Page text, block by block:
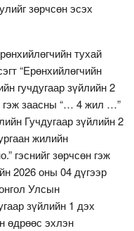
зөрчсөн эсэх
тухай
“Ерөнхийлөгчийн
гучдугаар зүйлийн 2
гэж заасны “… 4 жил …”
Гучдугаар зүйлийн 2
жилийн
гэснийг зөрчсөн гэж
2026 оны 04 дүгээр
Улсын
зүйлийн 1 дэх
өдрөөс эхлэн